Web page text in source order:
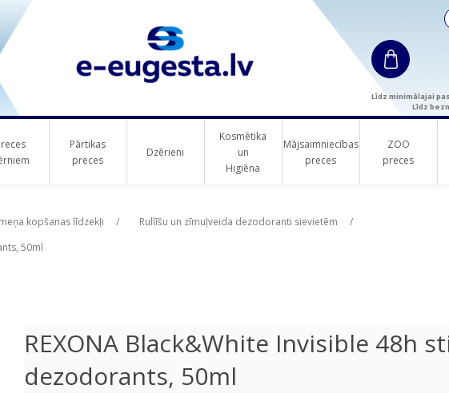
Līdz minimālajai
Līdz
Pārtikas
preces
Dzērieni
Kosmētika
un
Higiēna
Mājsaimniecības
preces
ZOO
preces
kopšanas līdzekļi / Rullīšu un zīmuļveida dezodoranti sievietēm
/
50ml
REXONA Black&White Invisible 48h
dezodorants, 50ml